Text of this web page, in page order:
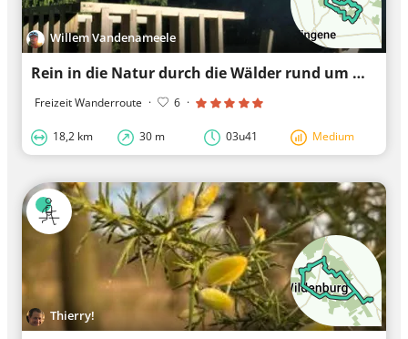
Willem Vandenameele
Rein in die Natur durch die Wälder rund um Wildenburg
Freizeit Wanderroute · 6 ·
18,2 km 30 m 03u41 Medium
Thierry!